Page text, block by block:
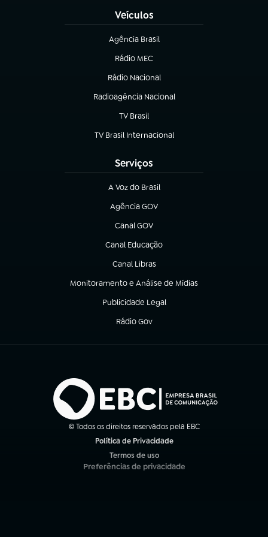
Veículos
Agência Brasil
(abre em nova aba)
Rádio MEC
(abre em nova aba)
Rádio Nacional
Radioagência Nacional
(abre em nova aba)
TV Brasil
(abre em nova aba)
TV Brasil Internacional
(abre em nova aba)
Serviços
A Voz do Brasil
(abre em nova aba)
Agência GOV
(abre em nova aba)
Canal GOV
(abre em nova aba)
Canal Educação
(abre em nova aba)
Canal Libras
(abre em nova aba)
Monitoramento e Análise de Mídias
(abre em nova aba)
Publicidade Legal
(abre em nova aba)
Rádio Gov
(abre em nova aba)
© Todos os direitos reservados pela EBC
Política de Privacidade
Termos de uso
(abre em nova aba)
Preferências de privacidade